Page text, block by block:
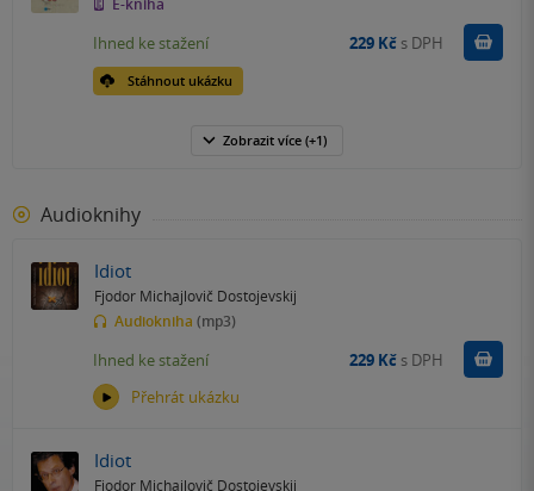
Stáhnout ukázku
Ihned ke stažení 229 Kč s DPH Koupit
Zobrazit více (+1)
Audioknihy
Idiot
Fjodor Michajlovič Dostojevskij
Audiokniha (mp3)
Přehrát ukázku
Ihned ke stažení 229 Kč s DPH Koupit
Idiot
Fjodor Michajlovič Dostojevskij